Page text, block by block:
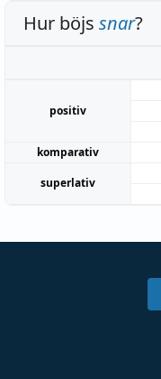
Hur böjs snar?
positiv
komparativ
superlativ